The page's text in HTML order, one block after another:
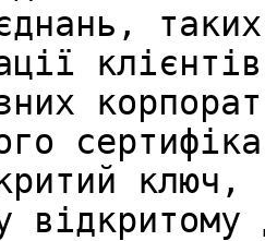
ключ,
відкритому